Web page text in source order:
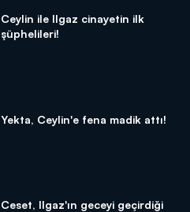
Ceylin ile Ilgaz cinayetin ilk
şüphelileri!
Yekta, Ceylin'e fena madik attı!
Ceset, Ilgaz'ın geceyi geçirdiği